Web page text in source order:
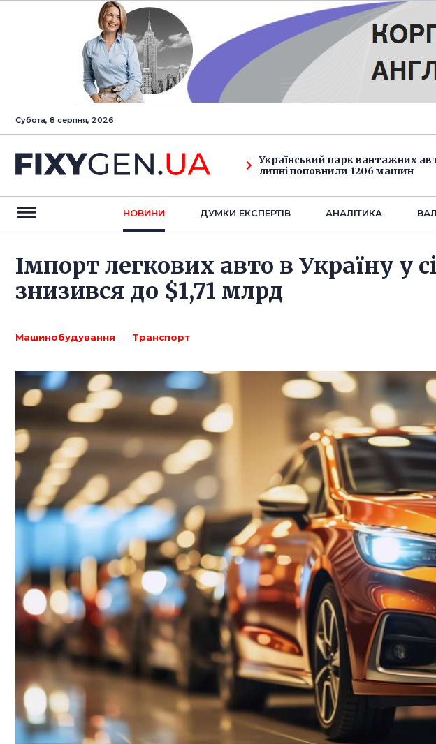
Субота, 8 серпня, 2026
Український парк вантажних
липні поповнили 1206 машин
НОВИНИ ДУМКИ ЕКСПЕРТIВ АНАЛIТИКА
Імпорт легкових авто в Україну у
знизився до $1,71 млрд
Машинобудування Транспорт